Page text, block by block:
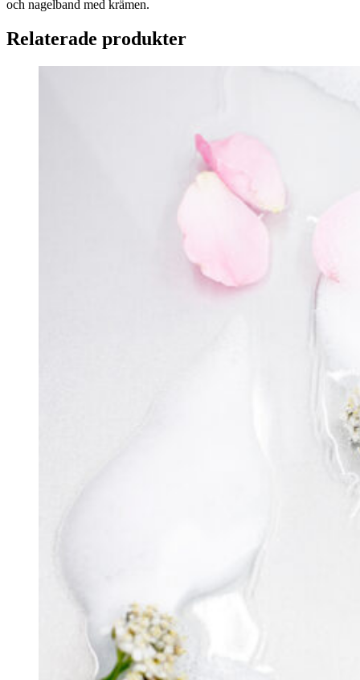
och nagelband med krämen.
Relaterade produkter